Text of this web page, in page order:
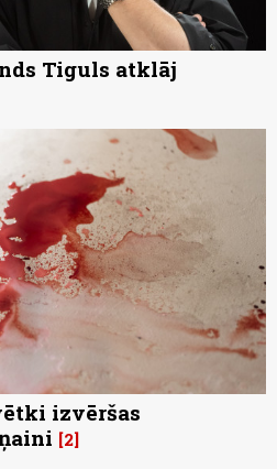
Tiguls atklāj
izvēršas
2